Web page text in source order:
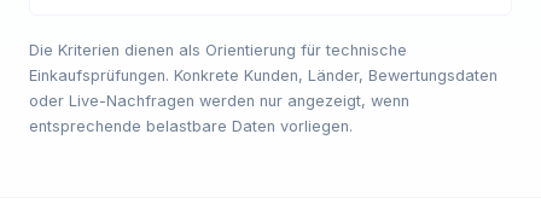
Die Kriterien dienen als Orientierung für technische
Einkaufsprüfungen. Konkrete Kunden, Länder, Bewertungsdaten
oder Live-Nachfragen werden nur angezeigt, wenn
entsprechende belastbare Daten vorliegen.